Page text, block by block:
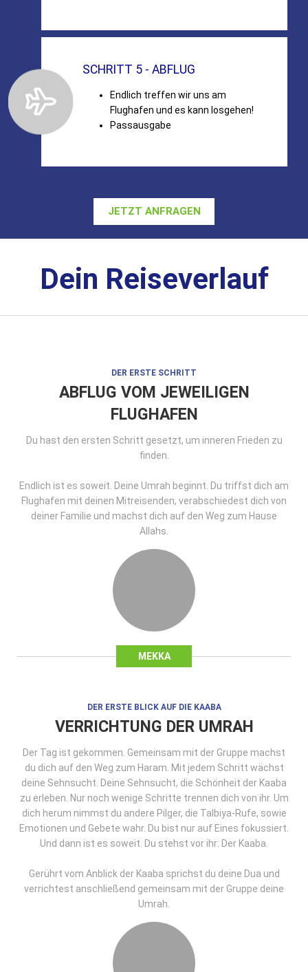
SCHRITT 5 - ABFLUG
Endlich treffen wir uns am
Flughafen und es kann losgehen!
Passausgabe
JETZT ANFRAGEN
Dein Reiseverlauf
MEKKA
DER ERSTE SCHRITT
ABFLUG VOM JEWEILIGEN
FLUGHAFEN
Du hast den ersten Schritt gesetzt, um inneren Frieden zu
finden.
Endlich ist es soweit. Deine Umrah beginnt. Du triffst dich am
Flughafen mit deinen Mitreisenden, verabschiedest dich von
deiner Familie und machst dich auf den Weg zum Hause
Allahs.
DER ERSTE BLICK AUF DIE KAABA
VERRICHTUNG DER UMRAH
Der Tag ist gekommen. Gemeinsam mit der Gruppe machst
du dich auf den Weg zum Haram. Mit jedem Schritt wächst
deine Sehnsucht. Deine Sehnsucht, die Schönheit der Kaaba
zu erleben. Nur noch wenige Schritte trennen dich von ihr. Um
dich herum nimmst du andere Pilger, die Talbiya-Rufe, sowie
Emotionen und Gebete wahr. Du bist nur auf Eines fokussiert.
Und dann ist es soweit. Du stehst vor ihr: Der Kaaba.
Gerührt vom Anblick der Kaaba sprichst du deine Dua und
verrichtest anschließend gemeinsam mit der Gruppe deine
Umrah.